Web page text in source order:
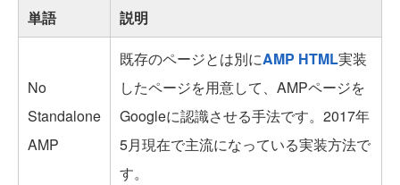
単語 説明
No
Standalone
AMP
既存のページとは別にAMP HTML実装
したページを用意して、AMPページを
Googleに認識させる手法です。2017年
5月現在で主流になっている実装方法で
す。